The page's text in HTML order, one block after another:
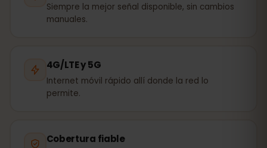
Siempre la mejor señal disponible, sin cambios
manuales.
4G/LTE y 5G
Internet móvil rápido allí donde la red lo
permite.
Cobertura fiable